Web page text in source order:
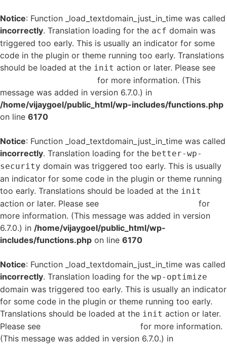
Notice: Function _load_textdomain_just_in_time was called
incorrectly. Translation loading for the acf domain was
triggered too early. This is usually an indicator for some
code in the plugin or theme running too early. Translations
should be loaded at the init action or later. Please see
for more information. (This
message was added in version 6.7.0.) in
/home/vijaygoel/public_html/wp-includes/functions.php
on line 6170
Notice: Function _load_textdomain_just_in_time was called
incorrectly. Translation loading for the better-wp-
security domain was triggered too early. This is usually
an indicator for some code in the plugin or theme running
too early. Translations should be loaded at the init
action or later. Please see
for
more information. (This message was added in version
6.7.0.) in /home/vijaygoel/public_html/wp-
includes/functions.php on line 6170
Notice: Function _load_textdomain_just_in_time was called
incorrectly. Translation loading for the wp-optimize
domain was triggered too early. This is usually an indicator
for some code in the plugin or theme running too early.
Translations should be loaded at the init action or later.
Please see
for more information.
(This message was added in version 6.7.0.) in